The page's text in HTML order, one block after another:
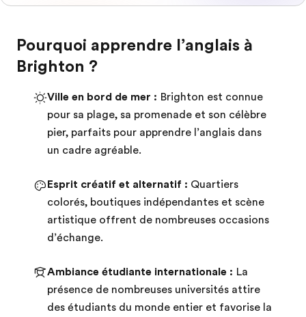
Pourquoi apprendre l’anglais à
Brighton ?
Ville en bord de mer : Brighton est connue
pour sa plage, sa promenade et son célèbre
pier, parfaits pour apprendre l’anglais dans
un cadre agréable.
Esprit créatif et alternatif : Quartiers
colorés, boutiques indépendantes et scène
artistique offrent de nombreuses occasions
d’échange.
Ambiance étudiante internationale : La
présence de nombreuses universités attire
des étudiants du monde entier et favorise la